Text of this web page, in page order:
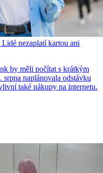
nezaplatí kartou ani
by měli počítat s krátkým
naplánovala odstávku
také nákupy na internetu.